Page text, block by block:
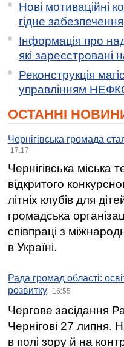
Нові мотиваційні
гідне забезпечення
Інформація про
які зареєстровані
Реконструкція
управлінням
ОСТАННІ
Чернігівська громада
17:17
Чернігівська
відкритого
літніх клубів для
громадська
співпраці з
в Україні.
Рада громад області:
розвитку
16:55
Чергове засідання
Чернігові 27 липня.
в полі зору й на